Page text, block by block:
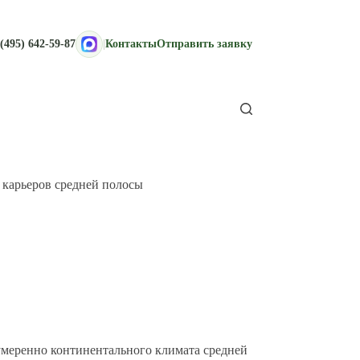
642-59-87 | КонтактыОтправить заявку
средней полосы
континентального климата средней